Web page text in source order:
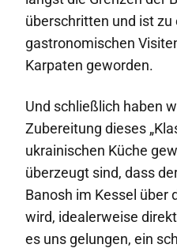
überschritten und ist zu
gastronomischen
Karpaten geworden.
Und schließlich haben
Zubereitung dieses
ukrainischen Küche
überzeugt sind, dass
Banosh im Kessel über
wird, idealerweise
es uns gelungen, ein